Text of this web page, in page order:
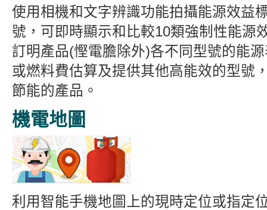
使用相機和文字辨識功能拍攝能源效益
號，可即時顯示和比較10類強制性能源
訂明產品(慳電膽除外)各不同型號的能
或燃料費估算及提供其他高能效的型號
節能的產品。
機電地圖
利用智能手機地圖上的現時定位或指定